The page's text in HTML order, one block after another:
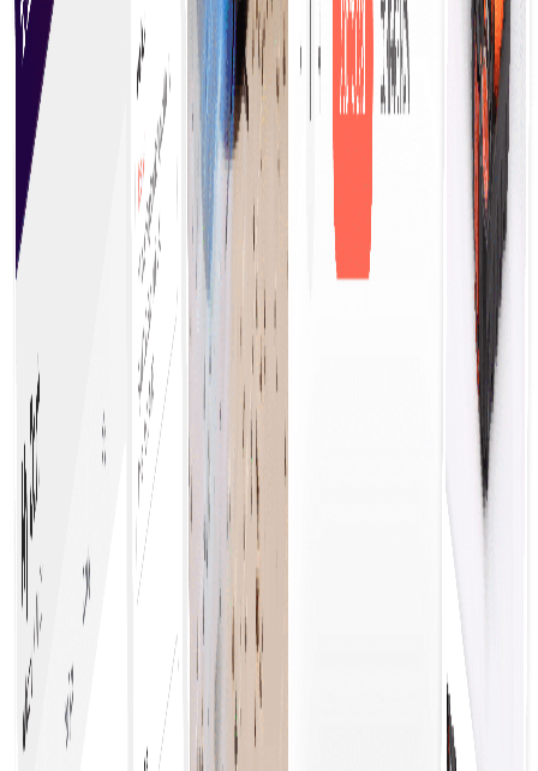
Erhöht die Effizienz und ermöglicht es Unternehmen,
Chancen schnell zu nutzen. Rationalisierte Prozesse,
klare Informationen und zugängliche Optionen
ermöglichen es Einkäufern, entschlossen und
selbstbewusst zu handeln.
Vereinfachte Beschaffung
Die Beschaffung an Ort und Stelle ermöglicht es
Unternehmen, sofortige Kaufentscheidungen zu
treffen, die Abläufe zu rationalisieren und die
Effizienz zu steigern. Durch diesen Ansatz werden
Verzögerungen reduziert und der rechtzeitige
Zugang zu wichtigen Waren und Dienstleistungen
gewährleistet.
Volle Sichtbarkeit
Eine effektive Verwaltung und Kontrolle der
Unternehmensausgaben verbessert die Einhaltung
des Budgets, zeigt Möglichkeiten zur
Kosteneinsparung auf und fördert die strategische
Entscheidungsfindung für nachhaltiges Wachstum.